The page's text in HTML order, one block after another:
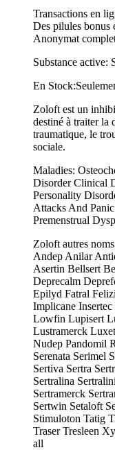
Transactions en
Des pilules bonus
Anonymat
Substance active:
En
Zoloft est un
destiné à traiter la
traumatique, le
sociale.
Maladies:
Disorder Clinical
Personality
Attacks And
Premenstrual
Zoloft autres
Andep Anilar
Asertin Bellsert
Deprecalm
Epilyd Fatral
Implicane
Lowfin Lupisert
Lustramerck
Nudep Pandomil
Serenata Serimel
Sertiva Sertra
Sertralina
Sertramerck
Sertwin Setaloft
Stimuloton Tatig
Traser Tresleen
all